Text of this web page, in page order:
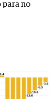
para no